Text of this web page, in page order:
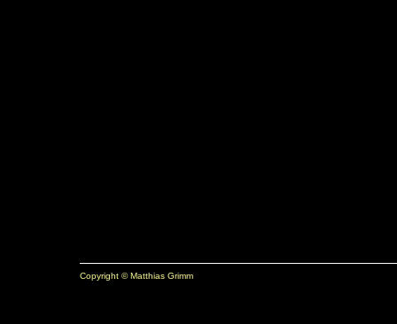
Copyright © Matthias Grimm